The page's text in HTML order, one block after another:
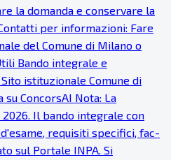
la domanda e conservare la
per informazioni: Fare
del Comune di Milano o
Bando integrale e
istituzionale Comune di
su ConcorsAI Nota: La
Il bando integrale con
requisiti specifici, fac-
sul Portale INPA. Si